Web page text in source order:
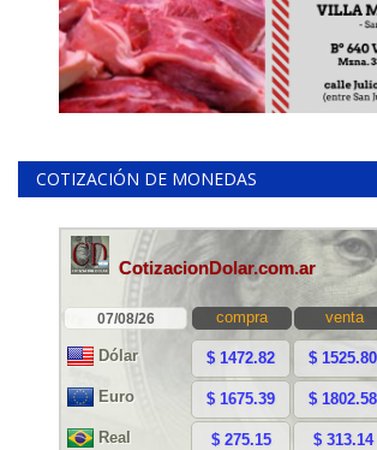
COTIZACIÓN DE MONEDAS